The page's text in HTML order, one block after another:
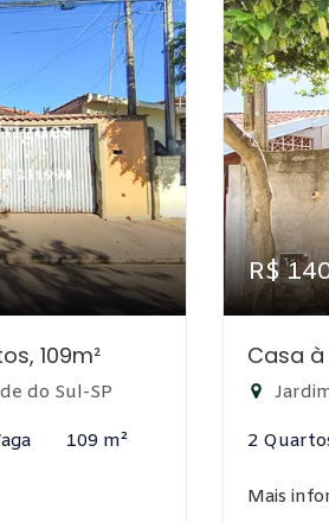
109m²
do Sul-SP
109 m²
R$
Casa
2
Mais